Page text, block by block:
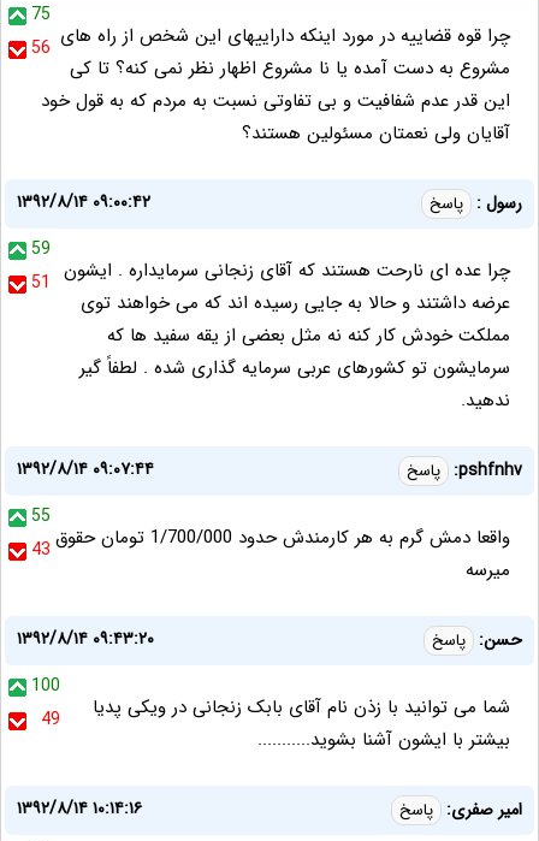
75
56 چرا قوه قضاییه در مورد اینکه داراییهای این شخص از راه های
مشروع به دست آمده یا نا مشروع اظهار نظر نمی کنه؟ تا کی
این قدر عدم شفافیت و بی تفاوتی نسبت به مردم که به قول خود
آقایان ولی نعمتان مسئولین هستند؟
رسول : پاسخ
۱۳۹۲/۸/۱۴ ۰۹:۰۰:۴۲
59
51
چرا عده ای نارحت هستند که آقای زنجانی سرمایداره . ایشون
عرضه داشتند و حالا به جایی رسیده اند که می خواهند توی
مملکت خودش کار کنه نه مثل بعضی از یقه سفید ها که
سرمایشون تو کشورهای عربی سرمایه گذاری شده . لطفاً گیر
ندهید.
pshfnhv: پاسخ
۱۳۹۲/۸/۱۴ ۰۹:۰۷:۴۴
55
43 واقعا دمش گرم به هر کارمندش حدود 1/700/000 تومان حقوق
میرسه
حسن: پاسخ
۱۳۹۲/۸/۱۴ ۰۹:۴۳:۲۰
100
49
شما می توانید با زذن نام آقای بابک زنجانی در ویکی پدیا
بیشتر با ایشون آشنا بشوید...........
امیر صفری: پاسخ
۱۳۹۲/۸/۱۴ ۱۰:۱۴:۱۶